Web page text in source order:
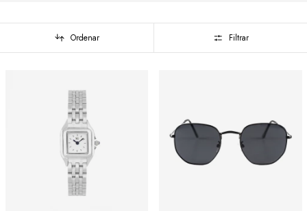
Ordenar Filtrar